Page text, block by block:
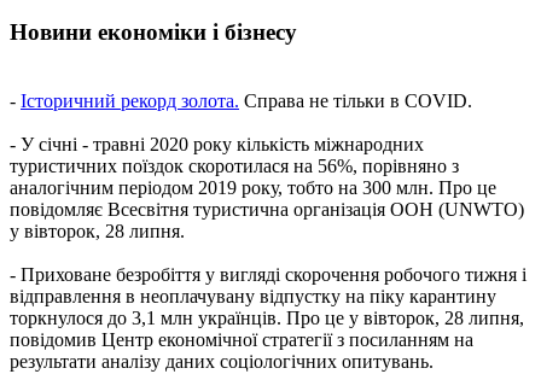
Новини економіки і бізнесу
- Історичний рекорд золота. Справа не тільки в COVID.
- У січні - травні 2020 року кількість міжнародних
туристичних поїздок скоротилася на 56%, порівняно з
аналогічним періодом 2019 року, тобто на 300 млн. Про це
повідомляє Всесвітня туристична організація ООН (UNWTO)
у вівторок, 28 липня.
- Приховане безробіття у вигляді скорочення робочого тижня і
відправлення в неоплачувану відпустку на піку карантину
торкнулося до 3,1 млн українців. Про це у вівторок, 28 липня,
повідомив Центр економічної стратегії з посиланням на
результати аналізу даних соціологічних опитувань.